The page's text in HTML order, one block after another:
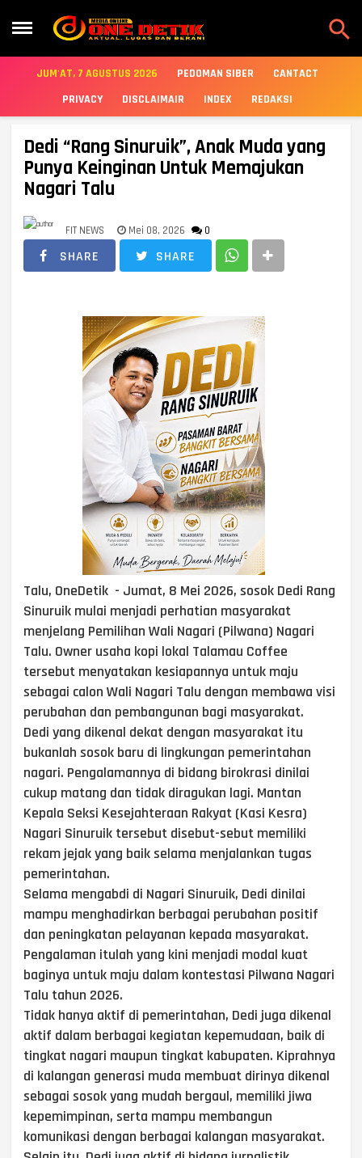

JUM'AT, 7 AGUSTUS 2026 PEDOMAN SIBER
CANTACT
PRIVACY
DISCLAIMAIR INDEX REDAKSI
Dedi “Rang Sinuruik”, Anak Muda yang
Punya Keinginan Untuk Memajukan
Nagari Talu
FIT NEWS Mei 08, 2026 0
SHARE SHARE
Talu, OneDetik - Jumat, 8 Mei 2026, sosok Dedi Rang
Sinuruik mulai menjadi perhatian masyarakat
menjelang Pemilihan Wali Nagari (Pilwana) Nagari
Talu. Owner usaha kopi lokal Talamau Coffee
tersebut menyatakan kesiapannya untuk maju
sebagai calon Wali Nagari Talu dengan membawa visi
perubahan dan pembangunan bagi masyarakat.
Dedi yang dikenal dekat dengan masyarakat itu
bukanlah sosok baru di lingkungan pemerintahan
nagari. Pengalamannya di bidang birokrasi dinilai
cukup matang dan tidak diragukan lagi. Mantan
Kepala Seksi Kesejahteraan Rakyat (Kasi Kesra)
Nagari Sinuruik tersebut disebut-sebut memiliki
rekam jejak yang baik selama menjalankan tugas
pemerintahan.
Selama mengabdi di Nagari Sinuruik, Dedi dinilai
mampu menghadirkan berbagai perubahan positif
dan peningkatan pelayanan kepada masyarakat.
Pengalaman itulah yang kini menjadi modal kuat
baginya untuk maju dalam kontestasi Pilwana Nagari
Talu tahun 2026.
Tidak hanya aktif di pemerintahan, Dedi juga dikenal
aktif dalam berbagai kegiatan kepemudaan, baik di
tingkat nagari maupun tingkat kabupaten. Kiprahnya
di kalangan generasi muda membuat dirinya dikenal
sebagai sosok yang mudah bergaul, memiliki jiwa
kepemimpinan, serta mampu membangun
komunikasi dengan berbagai kalangan masyarakat.